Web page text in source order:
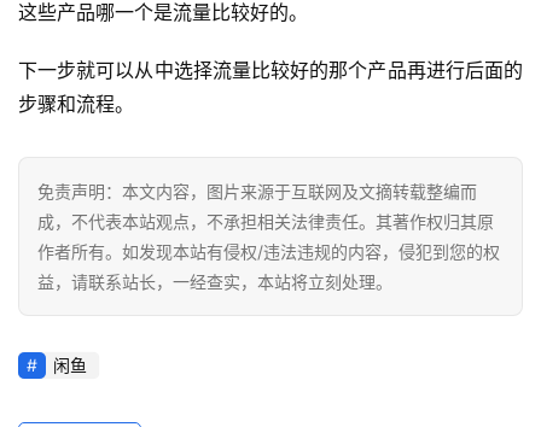
社
营
销
境
导
航
这些产品哪一个是流量比较好的。
下一步就可以从中选择流量比较好的那个产品再进行后面的
步骤和流程。
免责声明：本文内容，图片来源于互联网及文摘转载整编而
成，不代表本站观点，不承担相关法律责任。其著作权归其原
作者所有。如发现本站有侵权/违法违规的内容，侵犯到您的权
益，请联系站长，一经查实，本站将立刻处理。
闲鱼